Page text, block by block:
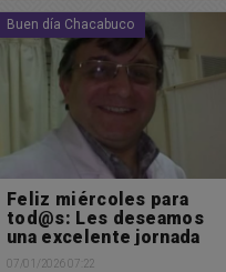
Buen día Chacabuco
Feliz miércoles para
tod@s: Les deseamos
una excelente jornada
07/01/2026 07:22